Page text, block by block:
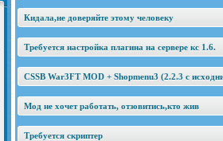
Кидала,не доверяйте этому человеку
Требуется настройка плагина на сервере кс 1.6.
CSSB War3FT MOD + Shopmenu3 (2.2.3 c
Мод не хочет работать, отзовитись,кто жив
Требуется скриптер